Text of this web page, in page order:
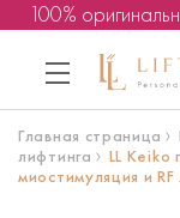
100%
Главная страница
лифтинга
LL
миостимуляция и